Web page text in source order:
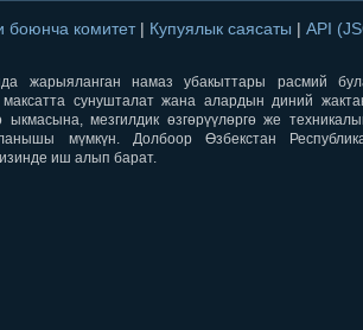
боюнча комитет | Купуялык саясаты | API
жарыяланган намаз убакыттары расмий
сунушталат жана алардын диний
ыкмасына, мезгилдик өзгөрүүлөргө же
мүмкүн. Долбоор Өзбекстан
иш алып барат.